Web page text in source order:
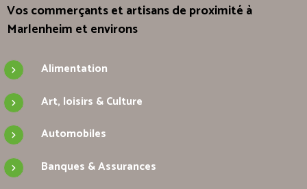
Vos commerçants et artisans de proximité à
Marlenheim et environs
Alimentation
Art, loisirs & Culture
Automobiles
Banques & Assurances